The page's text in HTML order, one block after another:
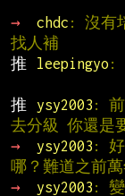
→
chdc : 沒有
找人補
推
leepingyo :
推
ysy2003 : 前
去分級 你還是
→
ysy2003 : 好
哪？難道之前
→
ysy2003 : 變